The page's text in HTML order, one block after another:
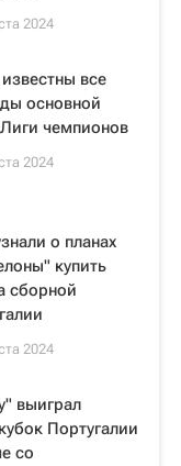
2024
все
основной
чемпионов
2024
о планах
купить
сборной
2024
выиграл
Португалии
со